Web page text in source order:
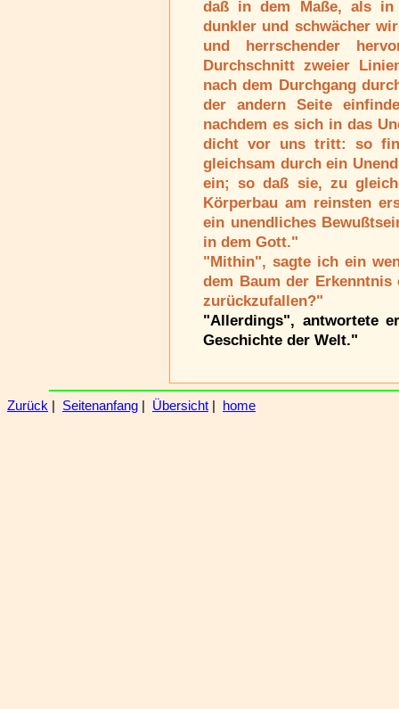
daß in dem Maße, als in
dunkler und schwächer
und herrschender
Durchschnitt zweier
nach dem Durchgang
der andern Seite
nachdem es sich in das
dicht vor uns tritt: so
gleichsam durch ein
ein; so daß sie, zu
Körperbau am reinsten
ein unendliches
in dem Gott."
"Mithin", sagte ich ein
dem Baum der
zurückzufallen?"
"Allerdings", antwortete
Geschichte der Welt."
Zurück Seitenanfang Übersicht home